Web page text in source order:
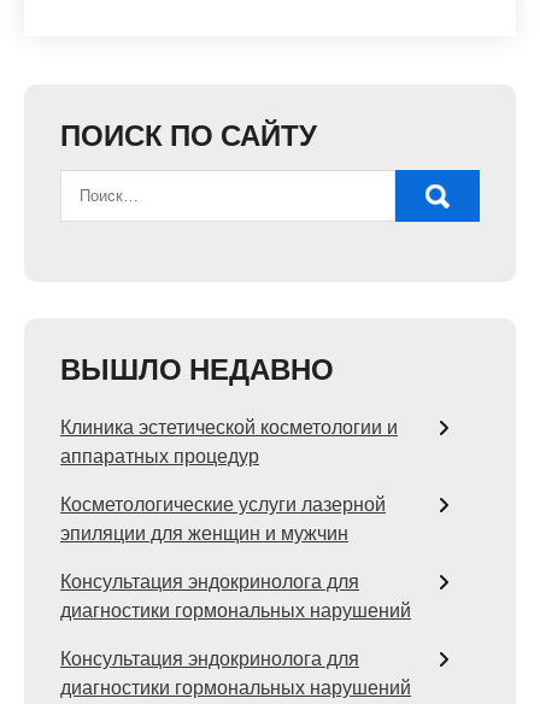
ПОИСК ПО САЙТУ
ВЫШЛО НЕДАВНО
Клиника эстетической косметологии и
аппаратных процедур
Косметологические услуги лазерной
эпиляции для женщин и мужчин
Консультация эндокринолога для
диагностики гормональных нарушений
Консультация эндокринолога для
диагностики гормональных нарушений